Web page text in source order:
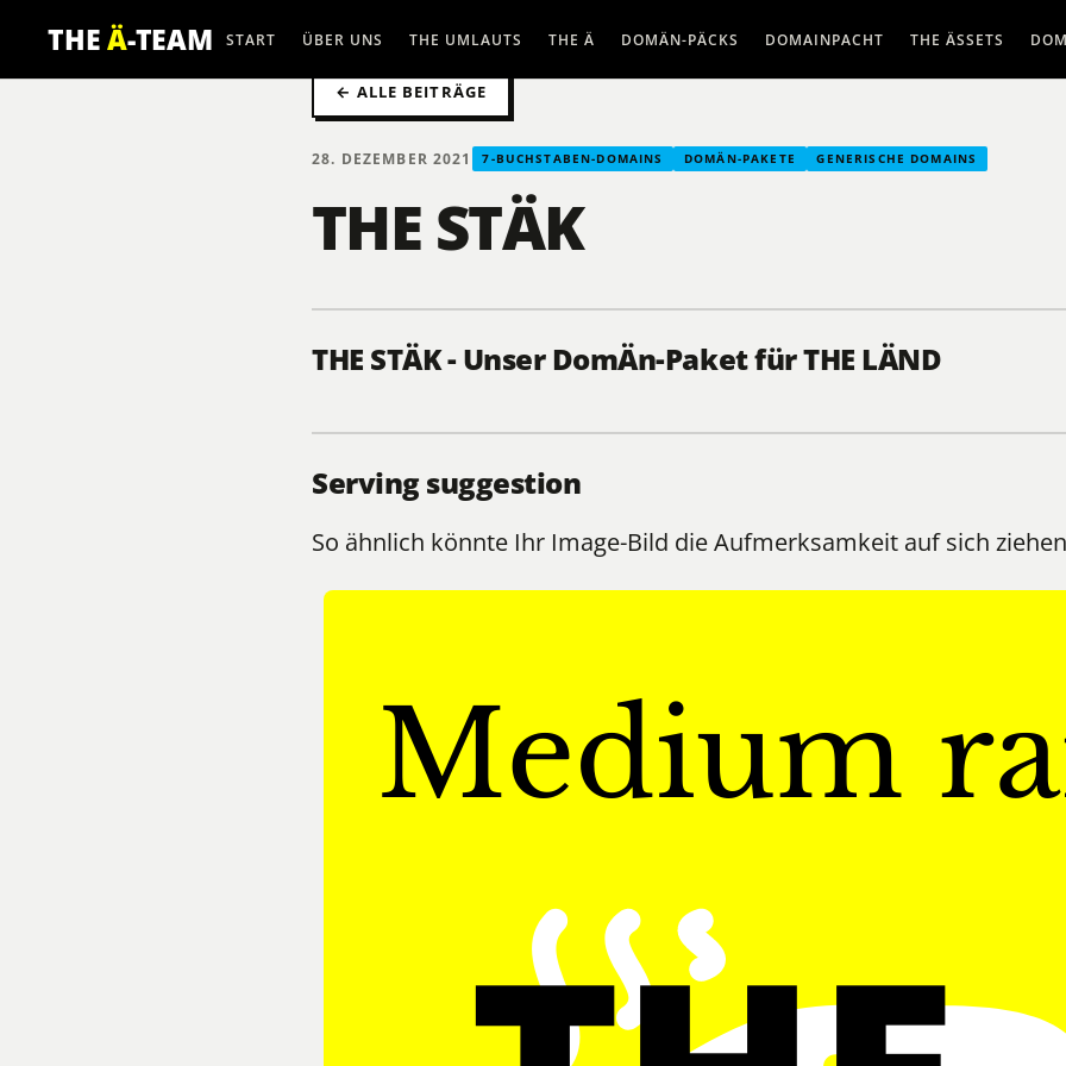
THEÄ-TEAM START ÜBER UNS THE UMLAUTS THE Ä DOMÄN-PÄCKS DOMAINPACHT THE ÄSSETS
← ALLE BEITRÄGE
28. DEZEMBER 2021 7-BUCHSTABEN-DOMAINS DOMÄN-PAKETE GENERISCHE DOMAINS
THE STÄK
THE STÄK - Unser DomÄn-Paket für THE LÄND
Serving suggestion
So ähnlich könnte Ihr Image-Bild die Aufmerksamkeit auf sich